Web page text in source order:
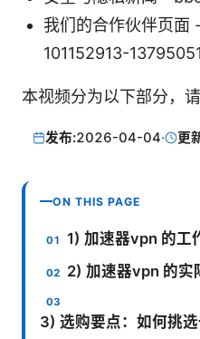
我们的合作伙伴页
101152913-13795051
本视频分为以下部分，请
发布:2026-04-04· 更
ON THIS PAGE
1) 加速器vpn 的工
2) 加速器vpn 的实
3) 选购要点：如何挑